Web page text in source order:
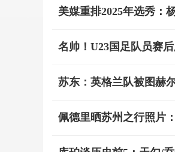
美媒重排2025年选秀：
名帅！U23国足队员赛
苏东：英格兰队被图赫
佩德里晒苏州之行照片